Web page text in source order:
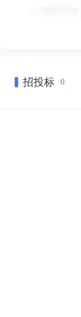
招投标 0